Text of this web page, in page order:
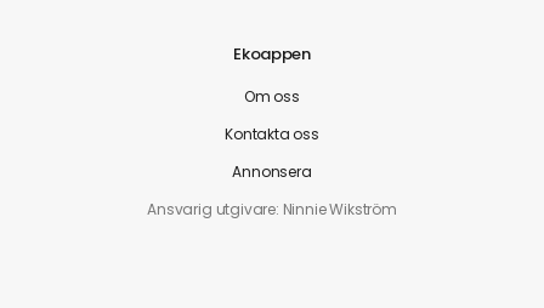
Ekoappen
Om oss
Kontakta oss
Annonsera
Ansvarig utgivare: Ninnie Wikström